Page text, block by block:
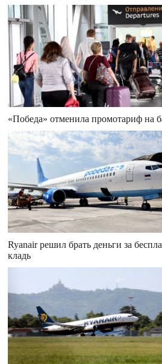
«Победа» отменила промотариф на
Ryanair решил брать деньги за
кладь